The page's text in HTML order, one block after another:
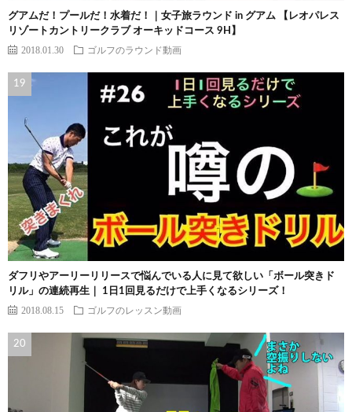
グアムだ！プールだ！水着だ！｜女子旅ラウンド in グアム 【レオパレス
リゾートカントリークラブ オーキッドコース 9H】
2018.01.30 ゴルフのラウンド動画
ダフリやアーリーリリースで悩んでいる人に見て欲しい「ボール突きド
リル」の連続再生｜ 1日1回見るだけで上手くなるシリーズ！
2018.08.15 ゴルフのレッスン動画